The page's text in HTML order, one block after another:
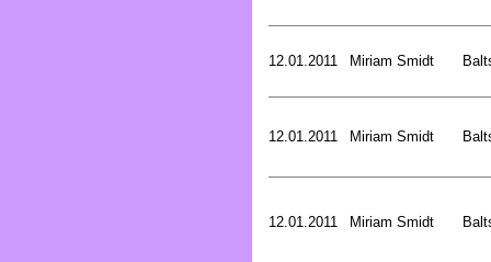
12.01.2011 Miriam Smidt
12.01.2011 Miriam Smidt
12.01.2011 Miriam Smidt